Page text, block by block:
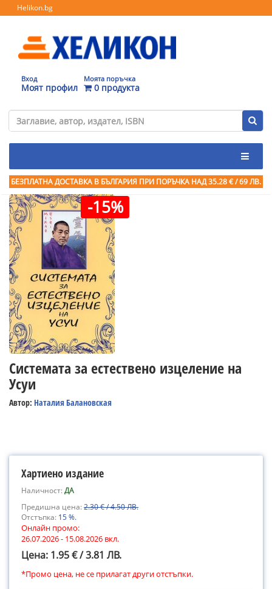
Helikon.bg
Вход
Моят профил
Моята поръчка
0 продукта
БЕЗПЛАТНА ДОСТАВКА В БЪЛГАРИЯ ПРИ ПОРЪЧКА НАД 35.28 € / 69 ЛВ.
-15%
Системата за естествено изцеление на
Усуи
Автор: Наталия Балановская
Хартиено издание
Наличност:ДА
Предишна цена:2.30 € / 4.50 ЛВ.
Отстъпка: 15 %.
Онлайн промо:
26.07.2026 - 15.08.2026 вкл.
Цена: 1.95 € / 3.81 ЛВ.
*Промо цена, не се прилагат други отстъпки.